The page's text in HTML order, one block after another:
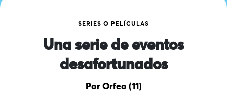
SERIES O PELÍCULAS
Una serie de eventos
desafortunados
Por Orfeo (11)